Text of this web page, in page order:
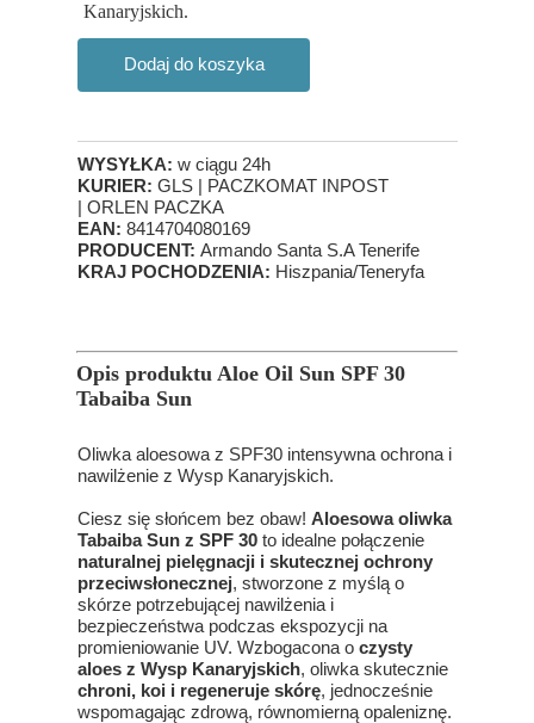
Opis produktu Aloe Oil Sun SPF 30
Tabaiba Sun
Oliwka aloesowa z SPF30 intensywna ochrona i
nawilżenie z Wysp Kanaryjskich.
Ciesz się słońcem bez obaw! Aloesowa oliwka
Tabaiba Sun z SPF 30 to idealne połączenie
naturalnej pielęgnacji i skutecznej ochrony
przeciwsłonecznej, stworzone z myślą o
skórze potrzebującej nawilżenia i
bezpieczeństwa podczas ekspozycji na
promieniowanie UV. Wzbogacona o czysty
aloes z Wysp Kanaryjskich, oliwka skutecznie
chroni, koi i regeneruje skórę, jednocześnie
wspomagając zdrową, równomierną opaleniznę.
WYSYŁKA: w ciągu 24h
KURIER: GLS | PACZKOMAT INPOST
| ORLEN PACZKA
EAN: 8414704080169
PRODUCENT: Armando Santa S.A Tenerife
KRAJ POCHODZENIA: Hiszpania/Teneryfa
Dodaj do koszyka
Kanaryjskich.